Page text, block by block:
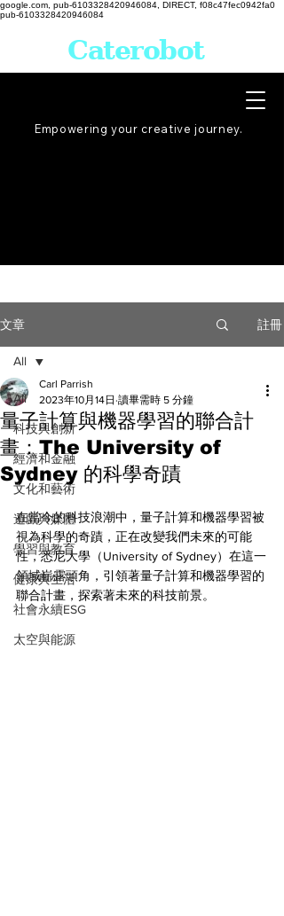
google.com, pub-6103328420946084, DIRECT, f08c47fec0942fa0
pub-6103328420946084
Empowering your creative journey.
Caterobot
文章 註冊
All
科技與創新
經濟和金融
文化和藝術
遊戲與媒體
學習與教育
健康與生活
社會永續ESG
太空與能源
All
量子計算與機器學習的聯合計
畫：The University of
Sydney 的科學奇蹟
Carl Parrish
2023年10月14日 讀畢需時 5 分鐘
在當今的科技浪潮中，量子計算和機器學習被
視為科學的奇蹟，正在改變我們未來的可能
性，悉尼大學（University of Sydney）在這一
領域嶄露頭角，引領著量子計算和機器學習的
聯合計畫，探索著未來的科技前景。